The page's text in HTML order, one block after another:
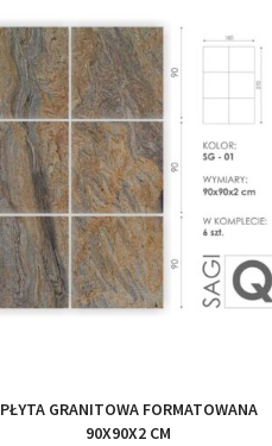
PŁYTA GRANITOWA FORMATOWANA
90X90X2 CM